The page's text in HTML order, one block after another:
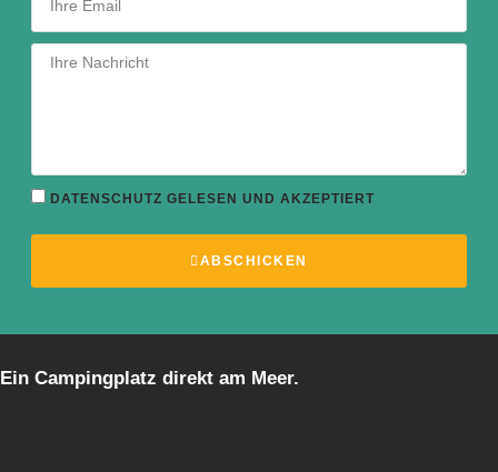
DATENSCHUTZ GELESEN UND AKZEPTIERT
ABSCHICKEN
Ein Campingplatz direkt am Meer.